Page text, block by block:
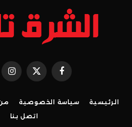
فيسبوك X
(Twitter)
الرئيسية سياسة الخصوصية
اتصل بنا